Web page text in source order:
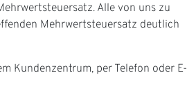
Alle von uns zu
Mehrwertsteuersatz deutlich
Kundenzentrum, per Telefon oder E-